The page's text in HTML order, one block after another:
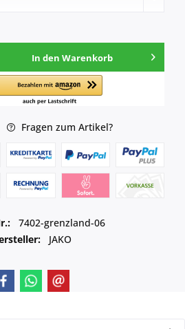
In den Warenkorb
Fragen zum Artikel?
7402-grenzland-06
JAKO